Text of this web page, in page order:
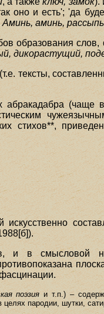
оно и есть'; 'да
Аминь, аминь,
образования
дикорастущий,
тексты,
(чаще
стихов**,
искусственно
и в смысловой
поэзия и т.п.) –
пародии, шутки,